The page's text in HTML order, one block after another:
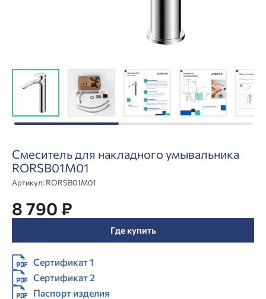
Смеситель для накладного умывальника
RORSB01M01
Артикул:RORSB01M01
8 790 ₽
Где купить
Сертификат 1
Сертификат 2
Паспорт изделия